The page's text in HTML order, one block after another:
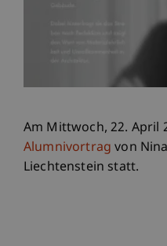
Am Mittwoch, 22. April
Alumnivortrag von
Liechtenstein statt.